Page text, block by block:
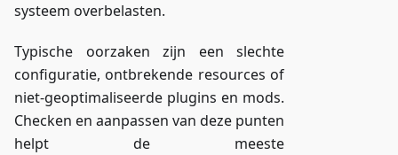
systeem overbelasten.
Typische oorzaken zijn een slechte
configuratie, ontbrekende resources of
niet-geoptimaliseerde plugins en mods.
Checken en aanpassen van deze punten
helpt de meeste